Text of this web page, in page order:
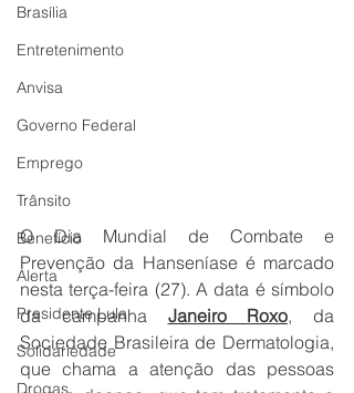
Brasília
Entretenimento
Anvisa
Governo Federal
Emprego
Trânsito
Benefício
Alerta
Presidente Lula
Solidariedade
Drogas
O Dia Mundial de Combate e
Prevenção da Hanseníase é marcado
nesta terça-feira (27). A data é símbolo
da campanha Janeiro Roxo, da
Sociedade Brasileira de Dermatologia,
que chama a atenção das pessoas